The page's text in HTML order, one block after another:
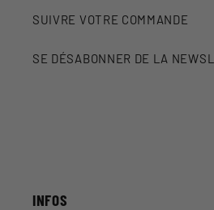
SUIVRE VOTRE COMMANDE
SE DÉSABONNER DE LA
INFOS